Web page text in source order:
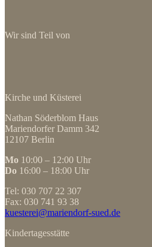
Wir sind Teil von
Kirche und Küsterei
Nathan Söderblom Haus
Mariendorfer Damm 342
12107 Berlin
Mo 10:00 – 12:00 Uhr
Do 16:00 – 18:00 Uhr
Tel: 030 707 22 307
Fax: 030 741 93 38
kuesterei@mariendorf-sued.de
Kindertagesstätte